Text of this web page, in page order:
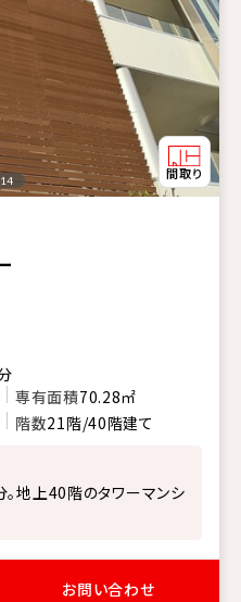
専有面積70.28㎡
階数21階/40階建て
地上40階のタワーマンシ
お問い合わせ